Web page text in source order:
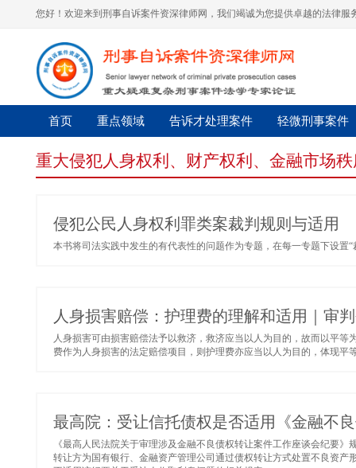
您好！欢迎来到刑事自诉案件资深律师网，我们竭诚为您提供卓越的法律服
首页 重点领域 告诉才处理案件 轻微刑事案件
重大侵犯人身权利、财产权利、金融市场
侵犯公民人身权利罪类案裁判规则与适用
本书将司法实践中发生的有代表性的问题作为专题，在每一专题下设置“
人身损害赔偿：护理费的理解和适用｜审
人身损害可由损害赔偿法予以救济，救济应当以人为目的，故而以平
费作为人身损害的法定赔偿项目，则护理费亦应当以人为目的，体现平
最高院：受让信托债权是否适用《金融不
《最高人民法院关于审理涉及金融不良债权转让案件工作座谈会纪要
转让方为国有银行、金融资产管理公司通过债权转让方式处置不良资